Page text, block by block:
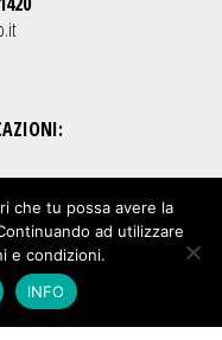
Srl • P.I. 01030490286
cookies policy
che tu possa avere la
ad utilizzare
e condizioni.
lNFO